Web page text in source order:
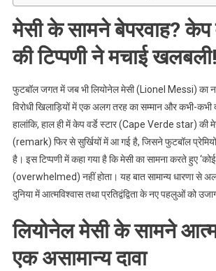
मेसी के सामने बेपरवाह? केप
की टिप्पणी ने मचाई खलबली!
फुटबॉल जगत में जब भी लियोनेल मेसी (Lionel Messi) का
विरोधी खिलाड़ियों में एक अलग तरह का सम्मान और कभी-कभी
हालांकि, हाल ही में केप वर्डे स्टार (Cape Verde star) की
(remark) फिर से सुर्खियों में आ गई है, जिसने फुटबॉल
है। इस टिप्पणी में कहा गया है कि मेसी का सामना करते हुए
(overwhelmed) नहीं होता। यह बात सामान्य धारणा से
दुनिया में आत्मविश्वास तथा प्रतिद्वंद्विता के नए पहलुओं को
लियोनेल मेसी के सामने
एक असामान्य दावा